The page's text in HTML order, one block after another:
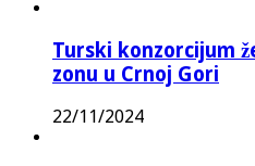
Turski konzorcijum
zonu u Crnoj Gori
22/11/2024